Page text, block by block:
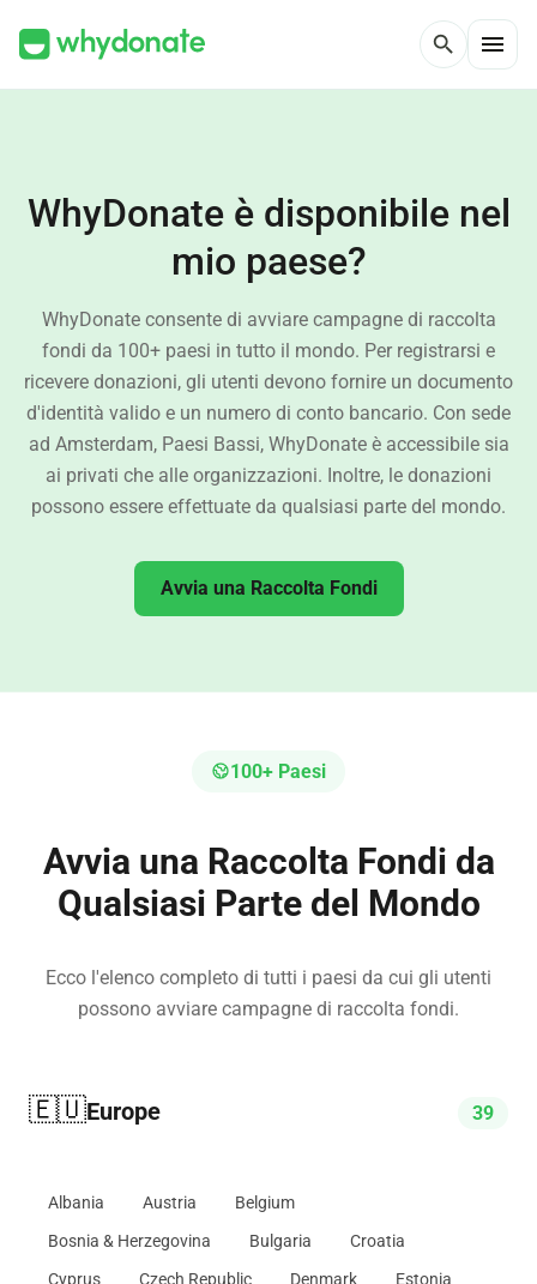
search menu
WhyDonate è disponibile nel
mio paese?
WhyDonate consente di avviare campagne di raccolta
fondi da 100+ paesi in tutto il mondo. Per registrarsi e
ricevere donazioni, gli utenti devono fornire un documento
d'identità valido e un numero di conto bancario. Con sede
ad Amsterdam, Paesi Bassi, WhyDonate è accessibile sia
ai privati che alle organizzazioni. Inoltre, le donazioni
possono essere effettuate da qualsiasi parte del mondo.
Avvia una Raccolta Fondi
100+ Paesi
Avvia una Raccolta Fondi da
Qualsiasi Parte del Mondo
Ecco l'elenco completo di tutti i paesi da cui gli utenti
possono avviare campagne di raccolta fondi.
🇪🇺Europe 39
Albania Austria
Belgium
Bosnia & Herzegovina
Bulgaria
Croatia
Cyprus
Czech Republic Denmark
Estonia